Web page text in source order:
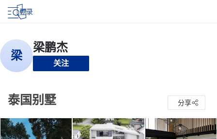
登录
关注
泰国别墅 分享